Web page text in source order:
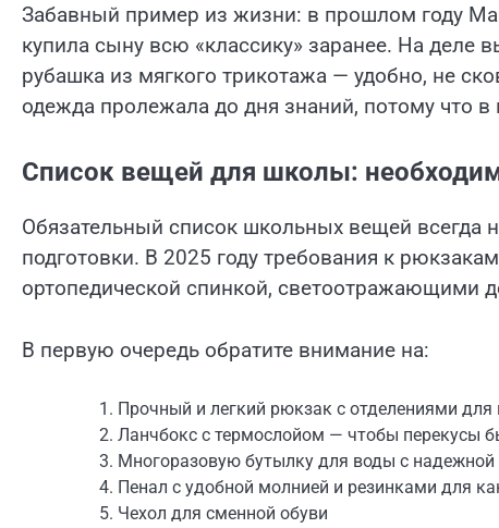
Забавный пример из жизни: в прошлом году
купила сыну всю «классику» заранее. На
рубашка из мягкого трикотажа — удобно, не
одежда пролежала до дня знаний, потому что
Список вещей для школы:
Обязательный список школьных вещей всегда
подготовки. В 2025 году требования к
ортопедической спинкой, светоотражающими
В первую очередь обратите внимание на:
Прочный и легкий рюкзак с отделениями
Ланчбокс с термослойом — чтобы перекусы
Многоразовую бутылку для воды с
Пенал с удобной молнией и резинками для
Чехол для сменной обуви